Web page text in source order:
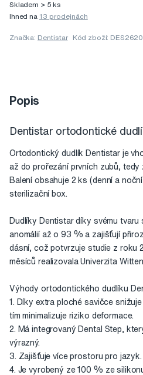
Skladem > 5 ks
Ihned na 13 prodejnách
Značka: Dentistar Kód zboží:
Popis
Dentistar ortodontické
Ortodontický dudlík Dentistar je
až do prořezání prvních zubů, tedy
Balení obsahuje 2 ks (denní a
sterilizační box.
Dudlíky Dentistar díky svému
anomálií až o 93 % a zajišťují
dásní, což potvrzuje studie z roku
měsíců realizovala Univerzita
Výhody ortodontického dudlíku
1. Díky extra ploché savičce
tím minimalizuje riziko deformace.
2. Má integrovaný Dental Step,
výrazný.
3. Zajišťuje více prostoru pro jazyk.
4. Je vyrobený ze 100 % ze